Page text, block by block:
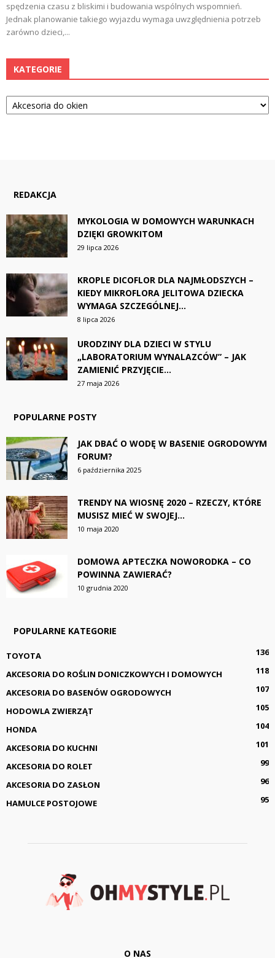
spędzenia czasu z bliskimi i budowania wspólnych wspomnień.
Jednak planowanie takiego wyjazdu wymaga uwzględnienia potrzeb
zarówno dzieci,...
KATEGORIE
Kategorie
REDAKCJA
MYKOLOGIA W DOMOWYCH WARUNKACH
DZIĘKI GROWKITOM
29 lipca 2026
KROPLE DICOFLOR DLA NAJMŁODSZYCH –
KIEDY MIKROFLORA JELITOWA DZIECKA
WYMAGA SZCZEGÓLNEJ...
8 lipca 2026
URODZINY DLA DZIECI W STYLU
„LABORATORIUM WYNALAZCÓW” – JAK
ZAMIENIĆ PRZYJĘCIE...
27 maja 2026
POPULARNE POSTY
JAK DBAĆ O WODĘ W BASENIE OGRODOWYM
FORUM?
6 października 2025
TRENDY NA WIOSNĘ 2020 – RZECZY, KTÓRE
MUSISZ MIEĆ W SWOJEJ...
10 maja 2020
DOMOWA APTECZKA NOWORODKA – CO
POWINNA ZAWIERAĆ?
10 grudnia 2020
POPULARNE KATEGORIE
TOYOTA
136
AKCESORIA DO ROŚLIN DONICZKOWYCH I DOMOWYCH
118
AKCESORIA DO BASENÓW OGRODOWYCH
107
HODOWLA ZWIERZĄT
105
HONDA
104
AKCESORIA DO KUCHNI
101
AKCESORIA DO ROLET
99
AKCESORIA DO ZASŁON
96
HAMULCE POSTOJOWE
95
O NAS